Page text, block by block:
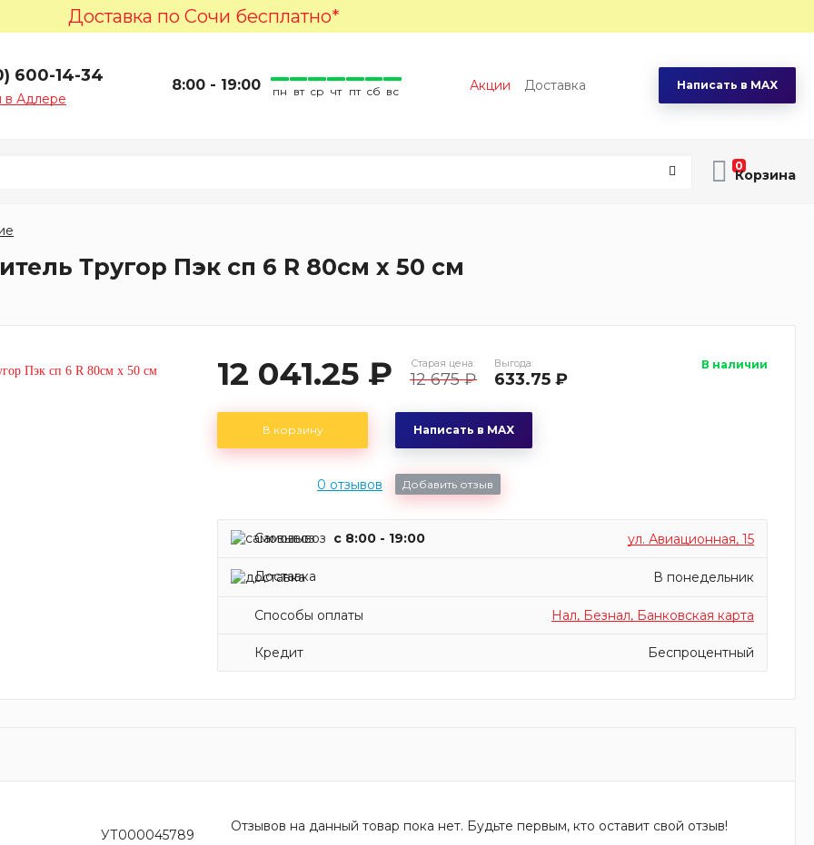
Доставка по Сочи бесплатно*
600-14-34 Написать в MAX
в Адлере
8:00 - 19:00 пн вт ср чт пт сб вс Акции Доставка
0
Тругор Пэк сп 6 R 80см х 50 см
12 041.25 ₽ Старая цена:
12 675 ₽
Выгода:
633.75 ₽
В наличии
В корзину Написать в MAX
0 отзывов Добавить отзыв
Самовывоз c 8:00 - 19:00 ул. Авиационная, 15
Доставка В понедельник
Способы оплаты Нал, Безнал, Банковская карта
Кредит Беспроцентный
УТ000045789
Отзывов на данный товар пока нет. Будьте первым, кто оставит свой отзыв!